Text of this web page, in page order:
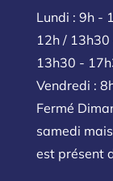
Lundi : 9h -
12h /
13h30 -
Vendredi :
Fermé
samedi
est présent